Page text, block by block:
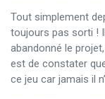
Tout simplement
toujours pas sorti !
abandonné le
est de constater
ce jeu car jamais il